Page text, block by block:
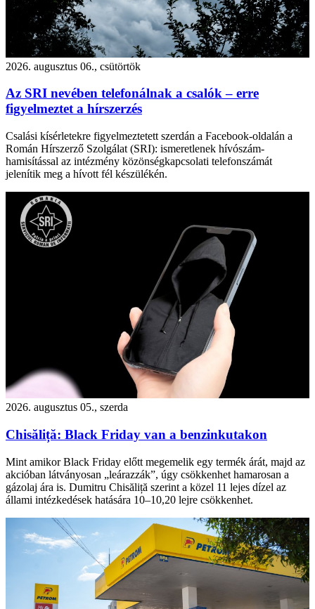
2026. augusztus 06., csütörtök
Az SRI nevében telefonálnak a csalók – erre
figyelmeztet a hírszerzés
Csalási kísérletekre figyelmeztetett szerdán a Facebook-oldalán a
Román Hírszerző Szolgálat (SRI): ismeretlenek hívószám-
hamisítással az intézmény közönségkapcsolati telefonszámát
jelenítik meg a hívott fél készülékén.
2026. augusztus 05., szerda
Chisăliță: Black Friday van a benzinkutakon
Mint amikor Black Friday előtt megemelik egy termék árát, majd az
akcióban látványosan „leárazzák”, úgy csökkenhet hamarosan a
gázolaj ára is. Dumitru Chisăliță szerint a közel 11 lejes dízel az
állami intézkedések hatására 10–10,20 lejre csökkenhet.